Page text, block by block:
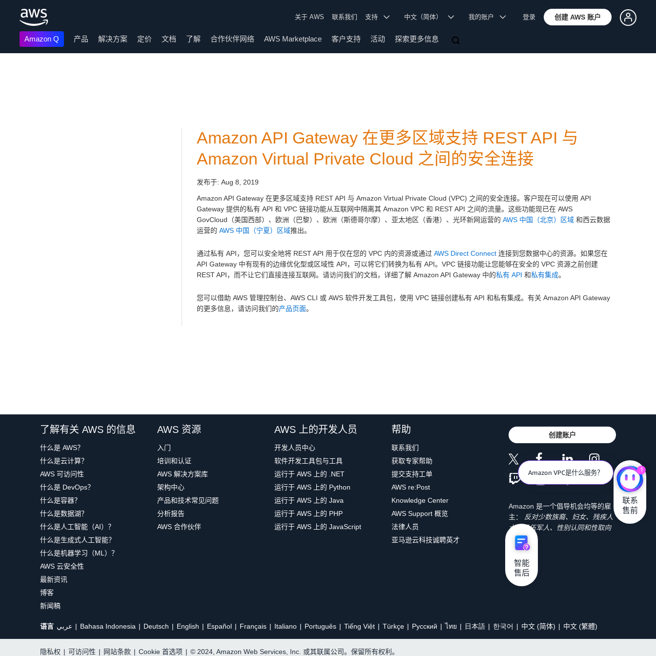
关于 AWS 联系我们 支持 中文（简体） 我的账户 登录 创建 AWS 账户
Amazon Q 产品 解决方案 定价 文档 了解 合作伙伴网络 AWS Marketplace 客户支持 活动 探索更多信息
Amazon API Gateway 在更多区域支持 REST API 与
Amazon Virtual Private Cloud 之间的安全连接
发布于: Aug 8, 2019
Amazon API Gateway 在更多区域支持 REST API 与 Amazon Virtual Private Cloud (VPC) 之间的安全连接。客户现在可以使用 API
Gateway 提供的私有 API 和 VPC 链接功能从互联网中隔离其 Amazon VPC 和 REST API 之间的流量。这些功能现已在 AWS
GovCloud（美国西部）、欧洲（巴黎）、欧洲（斯德哥尔摩）、亚太地区（香港）、光环新网运营的 AWS 中国（北京）区域 和西云数据
运营的 AWS 中国（宁夏）区域推出。
通过私有 API，您可以安全地将 REST API 用于仅在您的 VPC 内的资源或通过 AWS Direct Connect 连接到您数据中心的资源。如果您在
API Gateway 中有现有的边缘优化型或区域性 API，可以将它们转换为私有 API。VPC 链接功能让您能够在安全的 VPC 资源之前创建
REST API，而不让它们直接连接互联网。请访问我们的文档，详细了解 Amazon API Gateway 中的私有 API 和私有集成。
您可以借助 AWS 管理控制台、AWS CLI 或 AWS 软件开发工具包，使用 VPC 链接创建私有 API 和私有集成。有关 Amazon API Gateway
的更多信息，请访问我们的产品页面。
了解有关 AWS 的信息
什么是 AWS？
什么是云计算？
AWS 可访问性
什么是 DevOps？
什么是容器？
什么是数据湖？
什么是人工智能（AI）？
什么是生成式人工智能？
什么是机器学习（ML）？
AWS 云安全性
最新资讯
博客
新闻稿
AWS 资源
入门
培训和认证
AWS 解决方案库
架构中心
产品和技术常见问题
分析报告
AWS 合作伙伴
AWS 上的开发人员
开发人员中心
软件开发工具包与工具
运行于 AWS 上的 .NET
运行于 AWS 上的 Python
运行于 AWS 上的 Java
运行于 AWS 上的 PHP
运行于 AWS 上的 JavaScript
帮助
联系我们
获取专家帮助
提交支持工单
AWS re:Post
Knowledge Center
AWS Support 概览
法律人员
亚马逊云科技诚聘英才
创建账户
Amazon 是一个倡导机会均等的雇
主：
反对少数族裔、妇女、残疾人
士、退伍军人、性别认同和性取向
歧视。
语言 عربي Bahasa Indonesia Deutsch English Español Français Italiano Português Tiếng Việt Türkçe Ρусский ไทย 日本語 한국어 中文 (简体) 中文 (繁體)
隐私权 | 可访问性 | 网站条款 | Cookie 首选项 | © 2024, Amazon Web Services, Inc. 或其联属公司。保留所有权利。
Amazon VPC是什么服务？ 1
联系
售前
智能
售后